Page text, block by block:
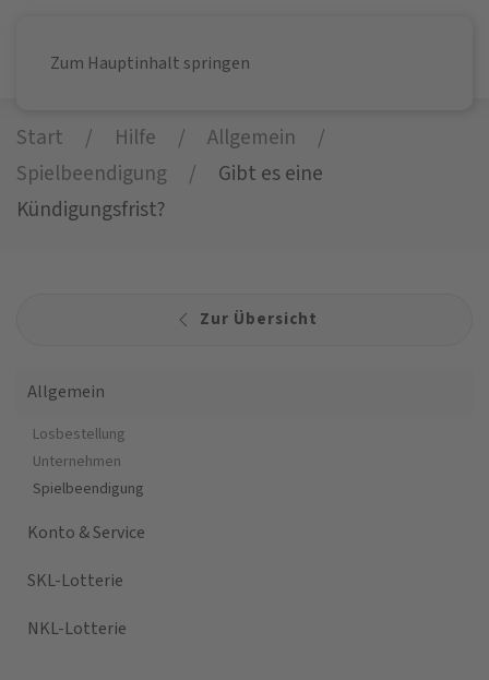
Zum Hauptinhalt springen
Start Hilfe
Allgemein
Spielbeendigung
Gibt es eine
Kündigungsfrist?
Zur Übersicht
Allgemein
Losbestellung
Unternehmen
Spielbeendigung
Konto & Service
SKL-Lotterie
NKL-Lotterie